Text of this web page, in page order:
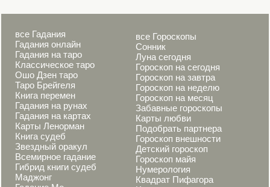
все Гадания
Гадания онлайн
Гадания на таро
Классическое таро
Ошо Дзен таро
Таро Брейгеля
Книга перемен
Гадания на рунах
Гадания на картах
Карты Ленорман
Книга судеб
Звездный оракул
Всемирное гадание
Гибрид книги судеб
Маджонг
все Гороскопы
Сонник
Луна сегодня
Гороскоп на сегодня
Гороскоп на завтра
Гороскоп на неделю
Гороскоп на месяц
Забавные гороскопы
Карты любви
Подобрать партнера
Гороскоп внешности
Детский гороскоп
Гороскоп майя
Нумерология
Квадрат Пифагора